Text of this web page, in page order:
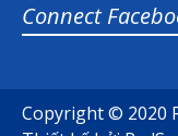
Connect
Copyright © 2020